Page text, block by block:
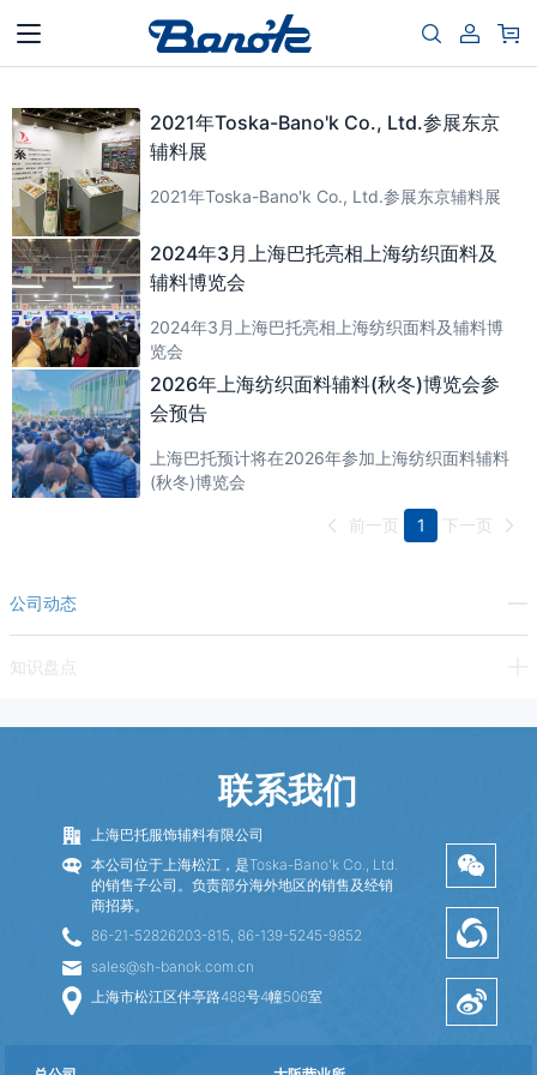
2021年Toska-Bano'k Co., Ltd.参展东京
辅料展
2021年Toska-Bano'k Co., Ltd.参展东京辅料展
2024年3月上海巴托亮相上海纺织面料及
辅料博览会
2024年3月上海巴托亮相上海纺织面料及辅料博
览会
2026年上海纺织面料辅料(秋冬)博览会参
会预告
上海巴托预计将在2026年参加上海纺织面料辅料
(秋冬)博览会
前一页 1 下一页
公司动态
知识盘点
联系我们
上海巴托服饰辅料有限公司
本公司位于上海松江，是Toska-Bano'k Co., Ltd.
的销售子公司。负责部分海外地区的销售及经销
商招募。
86-21-52826203-815, 86-139-5245-9852
sales@sh-banok.com.cn
上海市松江区伴亭路488号4幢506室